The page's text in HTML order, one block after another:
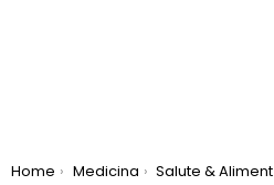
You are here:
Home Medicina Salute & Alimentazione